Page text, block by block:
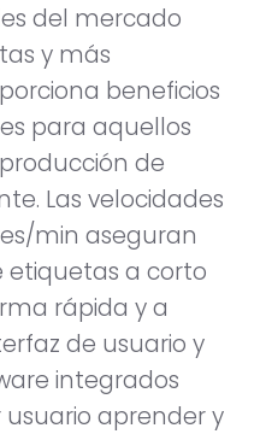
del mercado
y más
beneficios
para aquellos
de
Las velocidades
min aseguran
etiquetas a corto
rápida y a
de usuario y
integrados
aprender y